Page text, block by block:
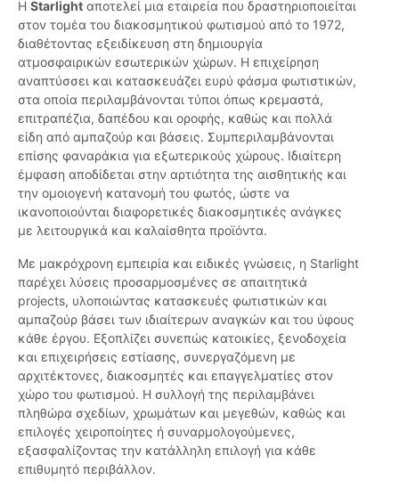
Η Starlight αποτελεί μια εταιρεία που δραστηριοποιείται
στον τομέα του διακοσμητικού φωτισμού από το 1972,
διαθέτοντας εξειδίκευση στη δημιουργία
ατμοσφαιρικών εσωτερικών χώρων. Η επιχείρηση
αναπτύσσει και κατασκευάζει ευρύ φάσμα φωτιστικών,
στα οποία περιλαμβάνονται τύποι όπως κρεμαστά,
επιτραπέζια, δαπέδου και οροφής, καθώς και πολλά
είδη από αμπαζούρ και βάσεις. Συμπεριλαμβάνονται
επίσης φαναράκια για εξωτερικούς χώρους. Ιδιαίτερη
έμφαση αποδίδεται στην αρτιότητα της αισθητικής και
την ομοιογενή κατανομή του φωτός, ώστε να
ικανοποιούνται διαφορετικές διακοσμητικές ανάγκες
με λειτουργικά και καλαίσθητα προϊόντα.
Με μακρόχρονη εμπειρία και ειδικές γνώσεις, η Starlight
παρέχει λύσεις προσαρμοσμένες σε απαιτητικά
projects, υλοποιώντας κατασκευές φωτιστικών και
αμπαζούρ βάσει των ιδιαίτερων αναγκών και του ύφους
κάθε έργου. Εξοπλίζει συνεπώς κατοικίες, ξενοδοχεία
και επιχειρήσεις εστίασης, συνεργαζόμενη με
αρχιτέκτονες, διακοσμητές και επαγγελματίες στον
χώρο του φωτισμού. Η συλλογή της περιλαμβάνει
πληθώρα σχεδίων, χρωμάτων και μεγεθών, καθώς και
επιλογές χειροποίητες ή συναρμολογούμενες,
εξασφαλίζοντας την κατάλληλη επιλογή για κάθε
επιθυμητό περιβάλλον.